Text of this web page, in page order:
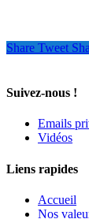
Share Tweet
Suivez-nous !
Emails
Vidéos
Liens rapides
Accueil
Nos